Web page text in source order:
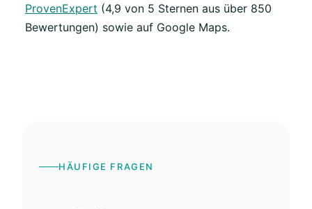
ProvenExpert (4,9 von 5 Sternen aus über 850
Bewertungen) sowie auf Google Maps.
HÄUFIGE FRAGEN